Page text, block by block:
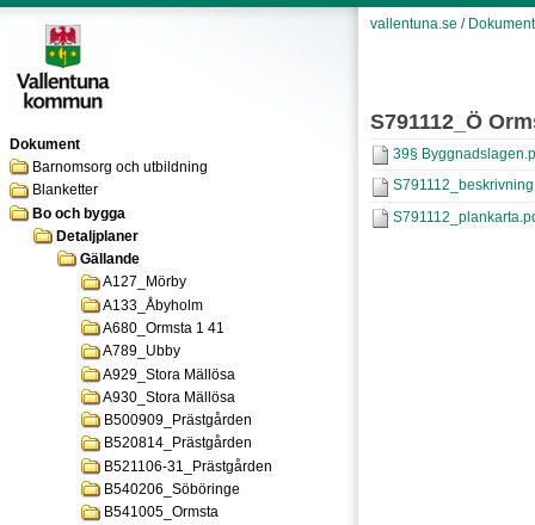
Dokument
Barnomsorg och utbildning
Blanketter
Bo och bygga
Detaljplaner
Gällande
A127_Mörby
A133_Åbyholm
A680_Ormsta 1 41
A789_Ubby
A929_Stora Mällösa
A930_Stora Mällösa
B500909_Prästgården
B520814_Prästgården
B521106-31_Prästgården
B540206_Söböringe
B541005_Ormsta
vallentuna.se / Dokument
S791112_Ö
39§